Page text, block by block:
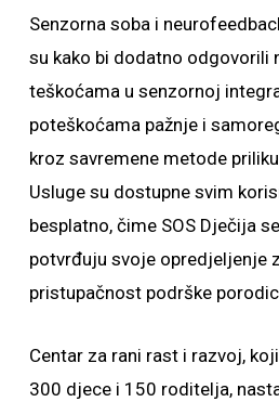
Senzorna soba i
su kako bi dodatno odgovorili
teškoćama u senzornoj
poteškoćama pažnje i
kroz savremene metode
Usluge su dostupne svim
besplatno, čime SOS Dječija
potvrđuju svoje opredjeljenje
pristupačnost podrške
Centar za rani rast i razvoj,
300 djece i 150 roditelja,